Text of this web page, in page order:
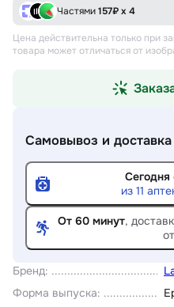
Бренд:
Форма выпуска:
Частями157₽ х 4
Цена действительна только при
товара может отличаться от
Самовывоз и доставка
Сегодня
из 11
От 60 минут,